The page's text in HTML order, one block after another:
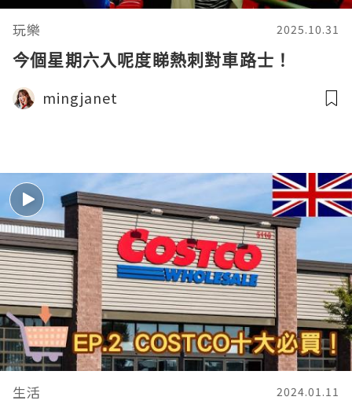
玩樂 2025.10.31
今個星期六入呢度睇熱刺對車路士！
mingjanet
生活 2024.01.11